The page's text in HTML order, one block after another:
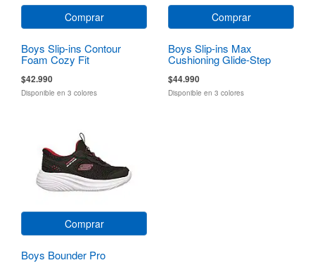
Comprar
Boys Slip-ins Contour
Foam Cozy Fit
$42.990
Disponible en 3 colores
Comprar
Boys Slip-ins Max
Cushioning Glide-Step
$44.990
Disponible en 3 colores
Comprar
Boys Bounder Pro